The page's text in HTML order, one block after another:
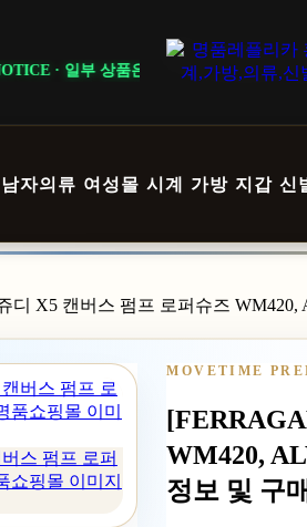
회원 등급 및 이벤트 조건에 따라
남자의류 여성몰 시계 가방 지갑 신
디 X5 캔버스 펌프 로퍼슈즈
스 펌프 로퍼
쇼핑몰 이미지
MOVETIME
WM420,
정보 및 구매